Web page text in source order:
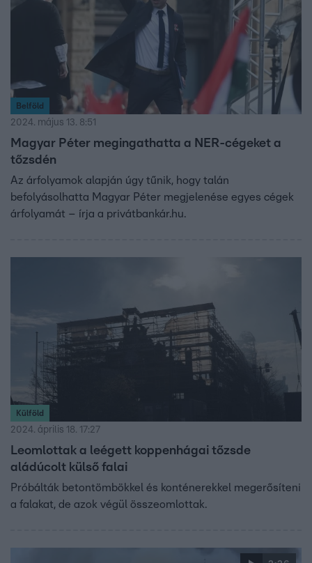
Belföld
2024. május 13. 8:51
Magyar Péter megingathatta a NER-cégeket a
tőzsdén
Az árfolyamok alapján úgy tűnik, hogy talán
befolyásolhatta Magyar Péter megjelenése egyes cégek
árfolyamát – írja a privátbankár.hu.
Külföld
2024. április 18. 17:27
Leomlottak a leégett koppenhágai tőzsde
aládúcolt külső falai
Próbálták betontömbökkel és konténerekkel megerősíteni
a falakat, de azok végül összeomlottak.